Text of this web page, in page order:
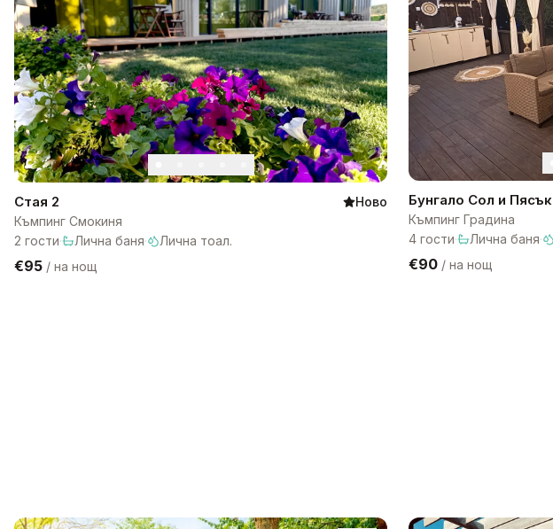
Стая 2
Ново
Къмпинг Смокиня
2 гости· Лична баня· Лична тоал.
€95 / на нощ
Бунгало Сол и Пясък
Къмпинг Градина
4 гости· Лична баня·
€90 /на нощ